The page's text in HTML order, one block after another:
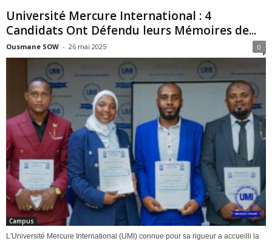
Université Mercure International : 4
Candidats Ont Défendu leurs Mémoires de...
Ousmane SOW - 26 mai 2025 0
Campus
L'Université Mercure International (UMI) connue pour sa rigueur a accueilli la